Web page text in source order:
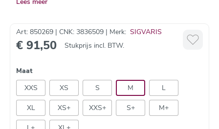
Seizoenen/Gebruik:
Indicaties:
Zware benen
Spataderen
Zwangerschap en post partum
Mogelijke retouches:
Kleefboord toevoegen
Inkorten gesloten teenstuk (schoenmaat doorgeven)
Kleefboord vervangen door een ander model (model
Art: 850269 | CNK: 3836509 | Merk: SIGVARIS
€ 91,50 Stukprijs incl. BTW.
Maat
XXS
XS S M L
XL XS+ XXS+ S+ M+